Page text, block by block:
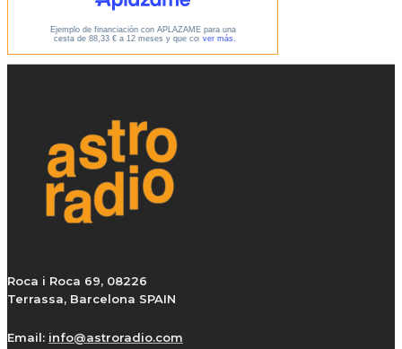
Roca i Roca 69, 08226
Terrassa, Barcelona SPAIN
Email: info@astroradio.com